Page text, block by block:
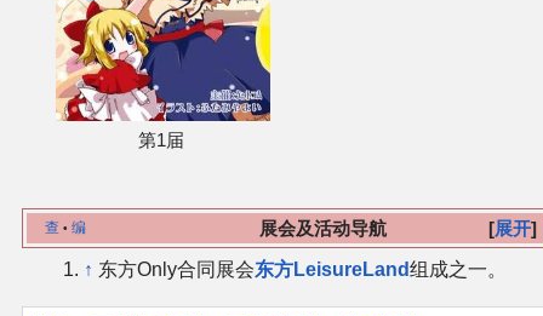
第1届
展开
查 • 编
展会及活动导航
↑ 东方Only合同展会东方LeisureLand组成之一。
THB策划
THB衍生
THB协力
其他